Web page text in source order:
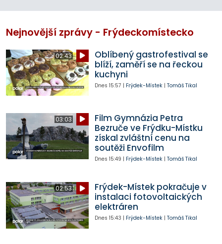
Nejnovější zprávy - Frýdeckomístecko
02:43
Oblíbený gastrofestival se
blíží, zaměří se na řeckou
kuchyni
Dnes 15:57 | Frýdek-Místek| Tomáš Tikal
03:03
Film Gymnázia Petra
Bezruče ve Frýdku-Místku
získal zvláštní cenu na
soutěži Envofilm
Dnes 15:49 | Frýdek-Místek| Tomáš Tikal
02:53
Frýdek-Místek pokračuje v
instalaci fotovoltaických
elektráren
Dnes 15:43 | Frýdek-Místek| Tomáš Tikal